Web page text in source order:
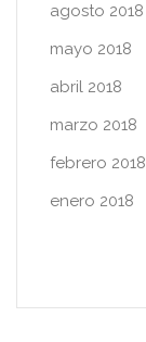
agosto 2018
mayo 2018
abril 2018
marzo 2018
febrero 2018
enero 2018